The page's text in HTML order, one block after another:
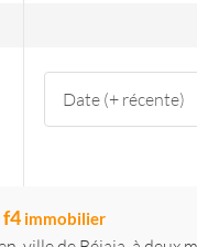
f4 immobilier